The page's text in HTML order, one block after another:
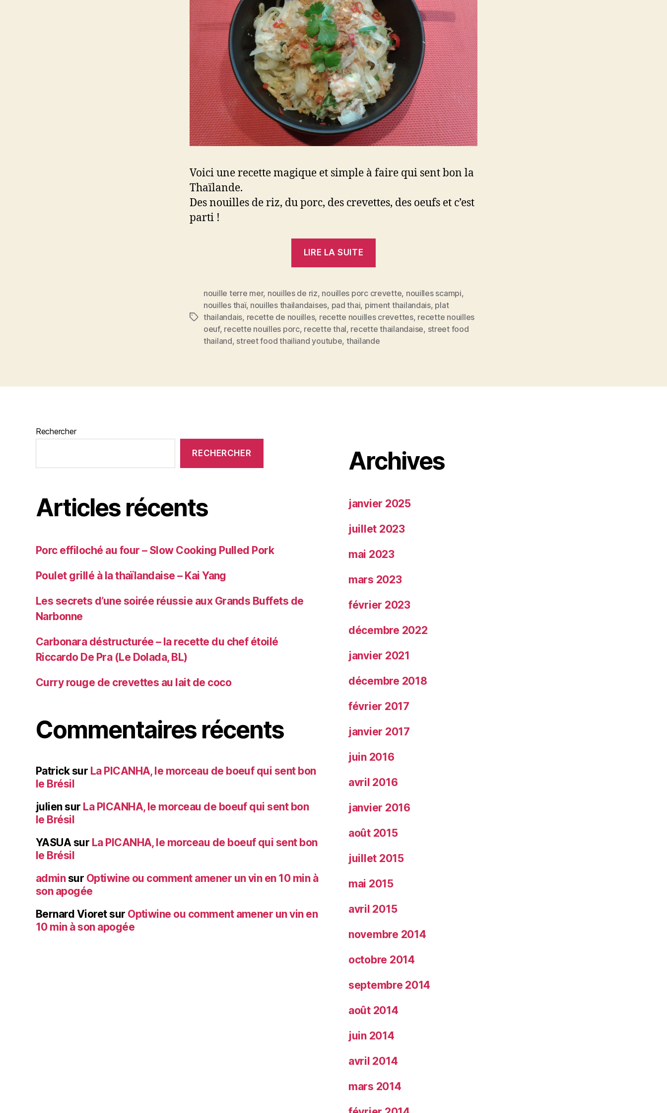
Voici une recette magique et simple à faire qui sent bon la
Thaïlande.
Des nouilles de riz, du porc, des crevettes, des oeufs et c’est
parti !
LIRE LA SUITE
les
nouilles
de
riz
Étiquettes
nouille terre mer, nouilles de riz, nouilles porc crevette, nouilles scampi,
nouilles thaï, nouilles thailandaises, pad thai, piment thailandais, plat
thailandais, recette de nouilles, recette nouilles crevettes, recette nouilles
oeuf, recette nouilles porc, recette thaI, recette thailandaise, street food
thailand, street food thailiand youtube, thaïlande
Rechercher
RECHERCHER
Articles récents
Porc effiloché au four – Slow Cooking Pulled Pork
Poulet grillé à la thaïlandaise – Kai Yang
Les secrets d’une soirée réussie aux Grands Buffets de
Narbonne
Carbonara déstructurée – la recette du chef étoilé
Riccardo De Pra (Le Dolada, BL)
Curry rouge de crevettes au lait de coco
Commentaires récents
Patricksur La PICANHA, le morceau de boeuf qui sent bon
le Brésil
juliensur La PICANHA, le morceau de boeuf qui sent bon
le Brésil
YASUA sur La PICANHA, le morceau de boeuf qui sent bon
le Brésil
adminsur Optiwine ou comment amener un vin en 10 min à
son apogée
Bernard Vioretsur Optiwine ou comment amener un vin en
10 min à son apogée
Archives
janvier 2025
juillet 2023
mai 2023
mars 2023
février 2023
décembre 2022
janvier 2021
décembre 2018
février 2017
janvier 2017
juin 2016
avril 2016
janvier 2016
août 2015
juillet 2015
mai 2015
avril 2015
novembre 2014
octobre 2014
septembre 2014
août 2014
juin 2014
avril 2014
mars 2014